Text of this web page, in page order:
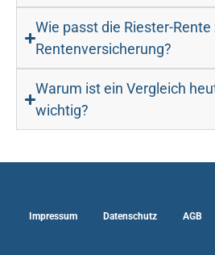
Wie passt die Riester-
Rentenversicherung?
Warum ist ein Vergleich
wichtig?
Impressum Datenschutz AGB